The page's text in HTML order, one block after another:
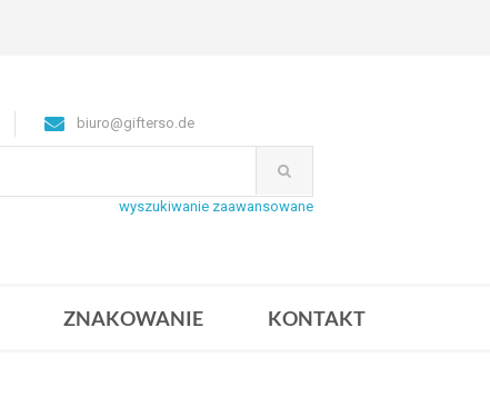
biuro@gifterso.de
wyszukiwanie zaawansowane
ZNAKOWANIE KONTAKT